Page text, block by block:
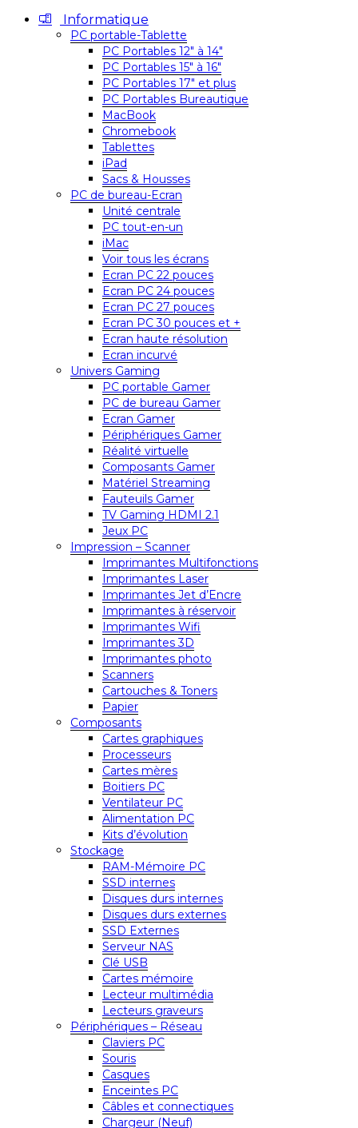
Informatique
PC portable-Tablette
PC Portables 12″ à 14″
PC Portables 15″ à 16″
PC Portables 17″ et plus
PC Portables Bureautique
MacBook
Chromebook
Tablettes
iPad
Sacs & Housses
PC de bureau-Ecran
Unité centrale
PC tout-en-un
iMac
Voir tous les écrans
Ecran PC 22 pouces
Ecran PC 24 pouces
Ecran PC 27 pouces
Ecran PC 30 pouces et +
Ecran haute résolution
Ecran incurvé
Univers Gaming
PC portable Gamer
PC de bureau Gamer
Ecran Gamer
Périphériques Gamer
Réalité virtuelle
Composants Gamer
Matériel Streaming
Fauteuils Gamer
TV Gaming HDMI 2.1
Jeux PC
Impression – Scanner
Imprimantes Multifonctions
Imprimantes Laser
Imprimantes Jet d’Encre
Imprimantes à réservoir
Imprimantes Wifi
Imprimantes 3D
Imprimantes photo
Scanners
Cartouches & Toners
Papier
Composants
Cartes graphiques
Processeurs
Cartes mères
Boitiers PC
Ventilateur PC
Alimentation PC
Kits d’évolution
Stockage
RAM-Mémoire PC
SSD internes
Disques durs internes
Disques durs externes
SSD Externes
Serveur NAS
Clé USB
Cartes mémoire
Lecteur multimédia
Lecteurs graveurs
Périphériques – Réseau
Claviers PC
Souris
Casques
Enceintes PC
Câbles et connectiques
Chargeur (Neuf)